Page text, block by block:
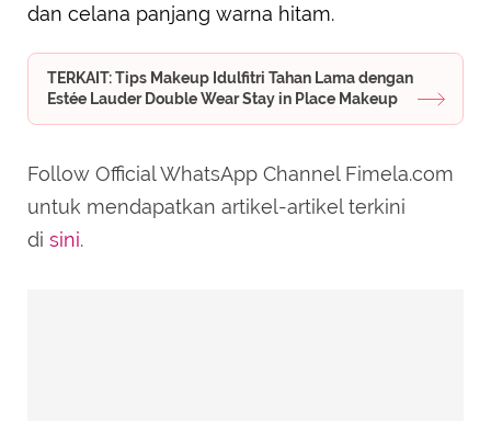
dan celana panjang warna hitam.
TERKAIT: Tips Makeup Idulfitri Tahan Lama dengan
Estée Lauder Double Wear Stay in Place Makeup
Follow Official WhatsApp Channel Fimela.com
untuk mendapatkan artikel-artikel terkini
di sini.